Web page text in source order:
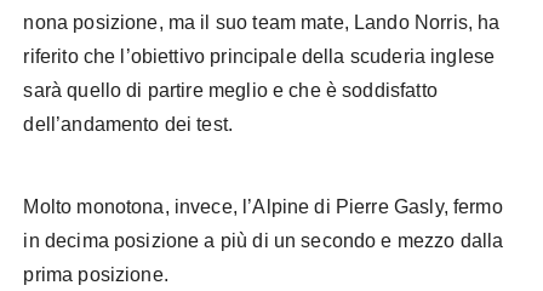
nona posizione, ma il suo team mate, Lando Norris, ha
riferito che l’obiettivo principale della scuderia inglese
sarà quello di partire meglio e che è soddisfatto
dell’andamento dei test.
Molto monotona, invece, l’Alpine di Pierre Gasly, fermo
in decima posizione a più di un secondo e mezzo dalla
prima posizione.